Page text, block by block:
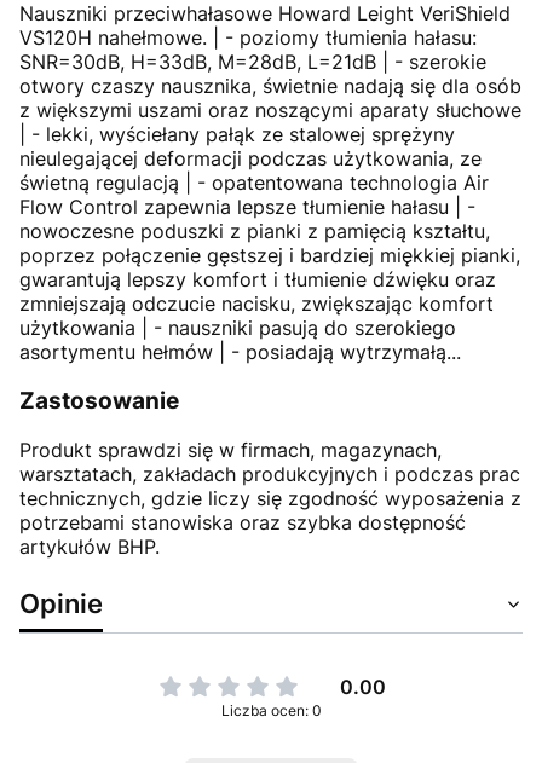
Nauszniki przeciwhałasowe Howard Leight VeriShield
VS120H nahełmowe. | - poziomy tłumienia hałasu:
SNR=30dB, H=33dB, M=28dB, L=21dB | - szerokie
otwory czaszy nausznika, świetnie nadają się dla osób
z większymi uszami oraz noszącymi aparaty słuchowe
| - lekki, wyściełany pałąk ze stalowej sprężyny
nieulegającej deformacji podczas użytkowania, ze
świetną regulacją | - opatentowana technologia Air
Flow Control zapewnia lepsze tłumienie hałasu | -
nowoczesne poduszki z pianki z pamięcią kształtu,
poprzez połączenie gęstszej i bardziej miękkiej pianki,
gwarantują lepszy komfort i tłumienie dźwięku oraz
zmniejszają odczucie nacisku, zwiększając komfort
użytkowania | - nauszniki pasują do szerokiego
asortymentu hełmów | - posiadają wytrzymałą...
Zastosowanie
Produkt sprawdzi się w firmach, magazynach,
warsztatach, zakładach produkcyjnych i podczas prac
technicznych, gdzie liczy się zgodność wyposażenia z
potrzebami stanowiska oraz szybka dostępność
artykułów BHP.
Opinie
0.00
Liczba ocen: 0